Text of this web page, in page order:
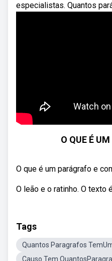
especialistas. Quantos
O QUE É
O que é um parágrafo e
O leão e o ratinho. O texto
Tags
Quantos Paragrafos
Causo Tem